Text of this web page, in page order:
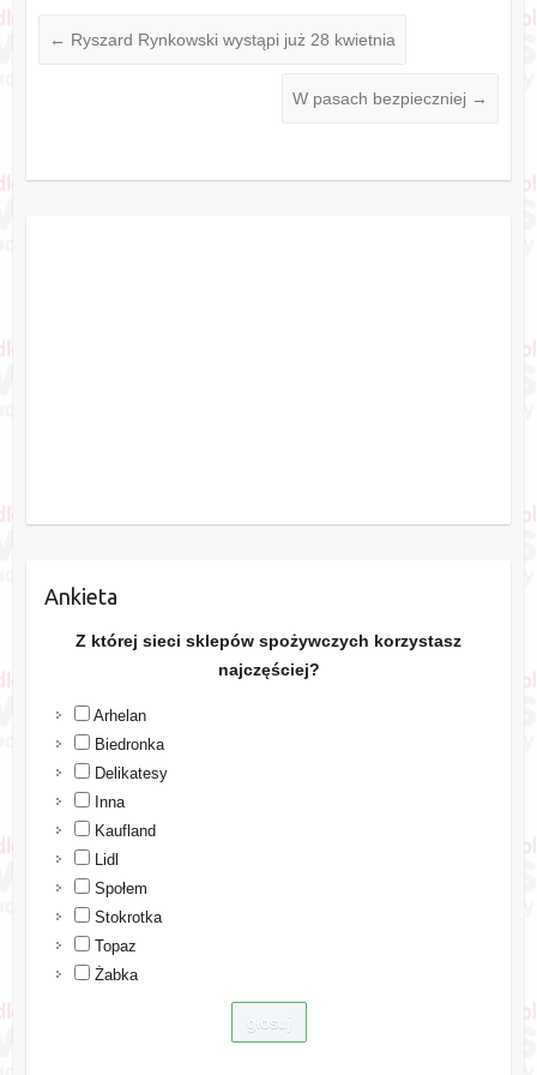
← Ryszard Rynkowski wystąpi już 28 kwietnia
W pasach bezpieczniej →
Ankieta
Z której sieci sklepów spożywczych korzystasz
najczęściej?
Arhelan
Biedronka
Delikatesy
Inna
Kaufland
Lidl
Społem
Stokrotka
Topaz
Żabka